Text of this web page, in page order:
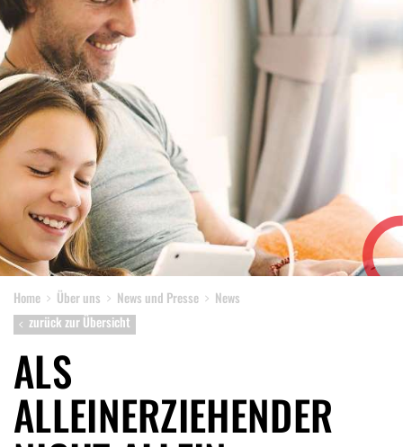
Home Über uns News und Presse
News
zurück zur Übersicht
ALS
ALLEINERZIEHENDER